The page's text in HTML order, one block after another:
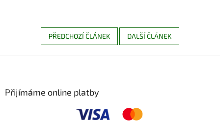
PŘEDCHOZÍ ČLÁNEK DALŠÍ ČLÁNEK
Přijímáme online platby